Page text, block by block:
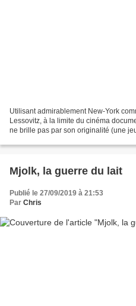
Utilisant admirablement New-York
Lessovitz, à la limite du cinéma
ne brille pas par son originalité (une
Mjolk, la guerre du lait
Publié le 27/09/2019 à 21:53
Par Chris